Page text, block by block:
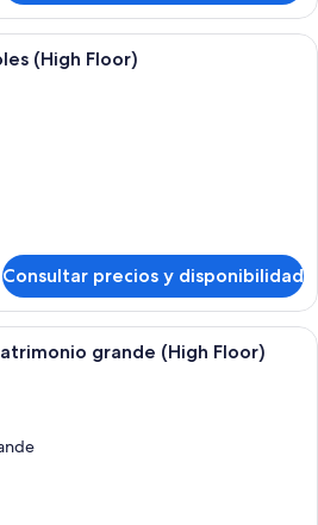
Habitación de hotel con dos camas,
(High Floor)
Consultar precios y disponibilidad
Habitación de hotel con una cama
grande (High Floor)